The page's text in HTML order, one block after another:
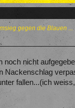
gegen die Blauen ...
noch nicht
Nackenschlag
fallen...(ich